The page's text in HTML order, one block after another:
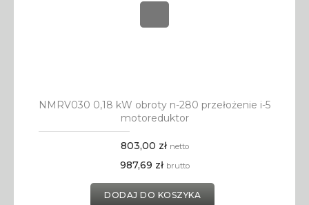
NMRV030 0,18 kW obroty n-280 przełożenie i-5
motoreduktor
803,00 zł netto
987,69 zł brutto
DODAJ DO KOSZYKA